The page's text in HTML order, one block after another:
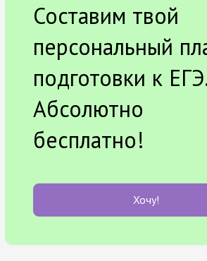
Составим твой
персональный
подготовки к
Абсолютно
бесплатно!
Хочу!